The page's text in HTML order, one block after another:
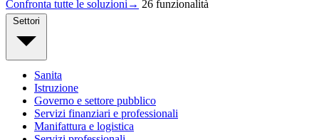
Confronta tutte le soluzioni → 26 funzionalità
Sanita
Istruzione
Governo e settore pubblico
Servizi finanziari e professionali
Manifattura e logistica